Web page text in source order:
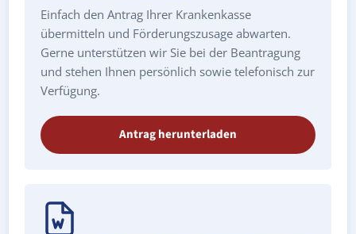
Einfach den Antrag Ihrer Krankenkasse
übermitteln und Förderungszusage abwarten.
Gerne unterstützen wir Sie bei der Beantragung
und stehen Ihnen persönlich sowie telefonisch zur
Verfügung.
Antrag herunterladen